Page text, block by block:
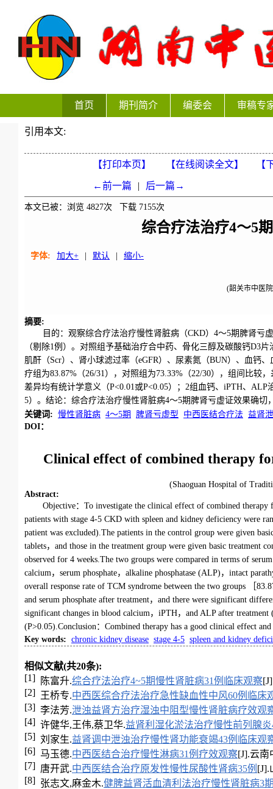
首页 期刊简介 编委会 审稿专
引用本文:
【打印本页】 【在线阅读全文】 【
←前一篇 | 后一篇→
本文已被：浏览 4827次 下载 7155次
综合疗法治疗4～5
字体: 加大+ 默认 缩小-
(韶关市中医
摘要:
目的：观察综合疗法治疗慢性肾脏病（CKD）4～5期脾肾亏
（剔除1例）。对照组予基础治疗合中药、骨化三醇及碳酸钙D3
肌酐（Scr）、肾小球滤过率（eGFR）、尿素氮（BUN）、血钙
疗组为83.87%（26/31），对照组为73.33%（22/30），组间比较
差异均有统计学意义（P<0.01或P<0.05）；2组血钙、iPTH、
5）。结论：综合疗法治疗慢性肾脏病4～5期脾肾亏虚证效果确切
关键词 : 慢性肾脏病 4～5期 脾肾亏虚型 中西医结合疗法 益肾
DOI：
Clinical effect of combined therapy
(Shaoguan Hospital of
Abstract:
Objective：To investigate the clinical effect of combined
patients with stage 4-5 CKD with spleen and kidney deficiency were
patient was excluded).The patients in the control group were given
tablets，and those in the treatment group were given basic treatment
observed for 4 weeks.The two groups were compared in terms of
calcium，serum phosphate，alkaline phosphatase (ALP)，intact
overall response rate of TCM syndrome between the two groups ［
and serum phosphate after treatment，and there were significant
significant changes in blood calcium，iPTH，and ALP after
(P>0.05).Conclusion：Combined therapy has a good clinical effect
Key words: chronic kidney disease stage 4-5 spleen and kidney
相似文献(共20条):
[1]
陈富升.综合疗法治疗4~5期慢性肾脏病31例临床观察
[2] 王桥专.中西医综合疗法治疗急性缺血性中风60例临床
[3] 李法芳.泄浊益肾方治疗湿浊中阻型慢性肾脏病疗效观
[4] 许健华,王伟,蔡卫华.益肾利湿化淤法治疗慢性前列腺
[5] 刘家生.益肾调中泄浊治疗慢性肾功能衰竭43例临床观
[6] 马玉德.中西医结合治疗慢性淋病31例疗效观察[J].云南
[7] 唐开武.中西医结合治疗原发性慢性尿酸性肾病35例 [J].
[8] 张志文,麻金木.健脾益肾活血清利法治疗慢性肾脏病3